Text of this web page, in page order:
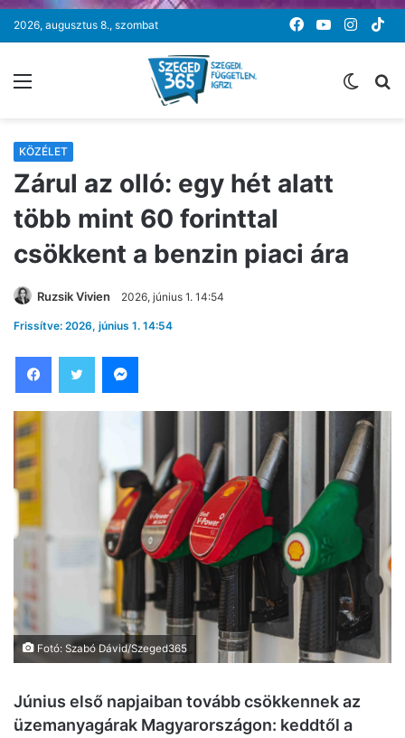
2026, augusztus 8., szombat YouTube
Facebook
Switch
KÖZÉLET
Zárul az olló: egy hét alatt
több mint 60 forinttal
csökkent a benzin piaci ára
Ruzsik Vivien 2026, június 1. 14:54
Frissítve: 2026, június 1. 14:54
Fotó: Szabó Dávid/Szeged365
Június első napjaiban tovább csökkennek az
üzemanyagárak Magyarországon: keddtől a